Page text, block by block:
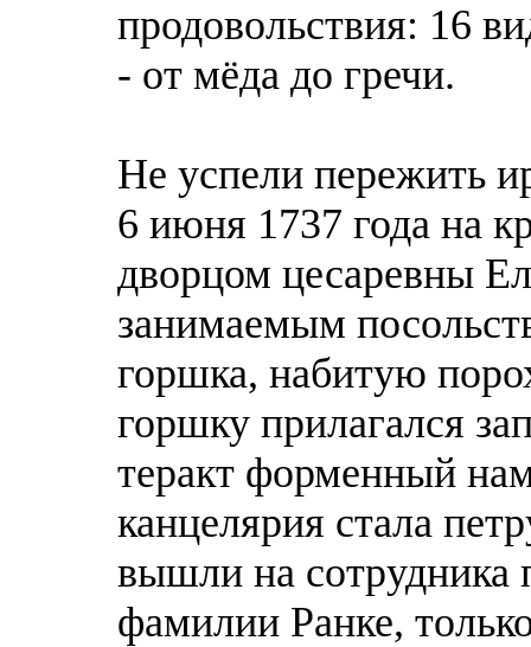
продовольствия: 16
- от мёда до гречи.
Не успели пережить
6 июня 1737 года на
дворцом цесаревны
занимаемым
горшка, набитую
горшку прилагался
теракт форменный
канцелярия стала
вышли на сотрудника
фамилии Ранке,